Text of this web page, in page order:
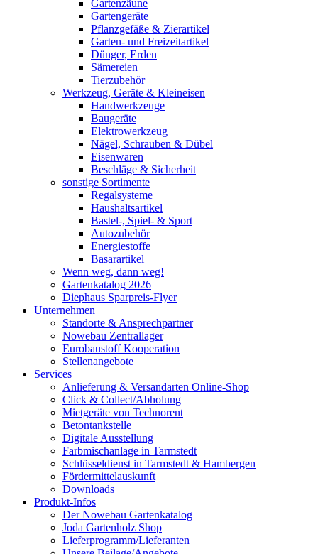
Gartenzäune
Gartengeräte
Pflanzgefäße & Zierartikel
Garten- und Freizeitartikel
Dünger, Erden
Sämereien
Tierzubehör
Werkzeug, Geräte & Kleineisen
Handwerkzeuge
Baugeräte
Elektrowerkzeug
Nägel, Schrauben & Dübel
Eisenwaren
Beschläge & Sicherheit
sonstige Sortimente
Regalsysteme
Haushaltsartikel
Bastel-, Spiel- & Sport
Autozubehör
Energiestoffe
Basarartikel
Wenn weg, dann weg!
Gartenkatalog 2026
Diephaus Sparpreis-Flyer
Unternehmen
Standorte & Ansprechpartner
Nowebau Zentrallager
Eurobaustoff Kooperation
Stellenangebote
Services
Anlieferung & Versandarten Online-Shop
Click & Collect/Abholung
Mietgeräte von Technorent
Betontankstelle
Digitale Ausstellung
Farbmischanlage in Tarmstedt
Schlüsseldienst in Tarmstedt & Hambergen
Fördermittelauskunft
Downloads
Produkt-Infos
Der Nowebau Gartenkatalog
Joda Gartenholz Shop
Lieferprogramm/Lieferanten